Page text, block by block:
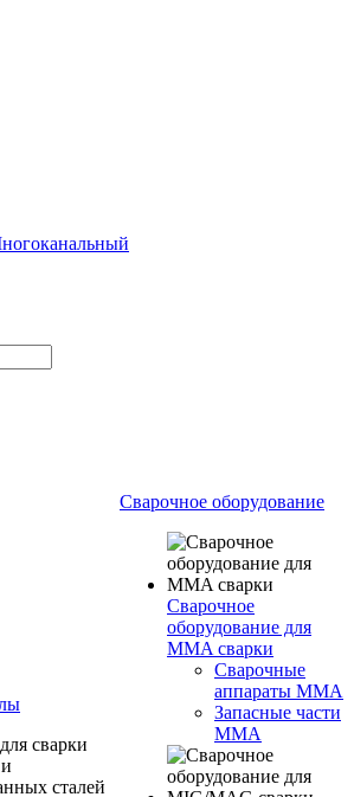
Сварочное оборудование
Сварочное
оборудование для
MMA сварки
Сварочные
аппараты MMA
Запасные части
MMA